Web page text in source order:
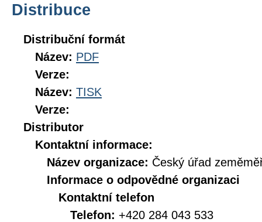
Distribuce
Distribuční formát
Název: PDF
Verze:
Název: TISK
Verze:
Distributor
Kontaktní informace:
Název organizace: Český úřad
Informace o odpovědné organizaci
Kontaktní telefon
Telefon: +420 284 043 533